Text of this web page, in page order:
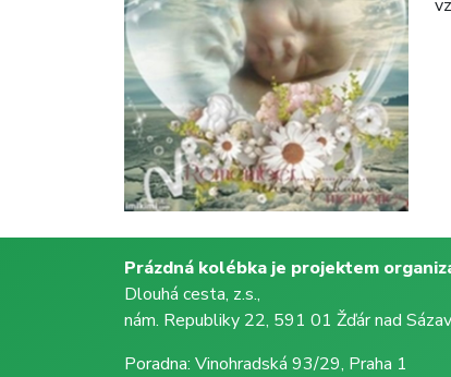
Prázdná kolébka je projektem
Dlouhá cesta, z.s.,
nám. Republiky 22, 591 01 Žďár nad
Poradna: Vinohradská 93/29, Praha 1